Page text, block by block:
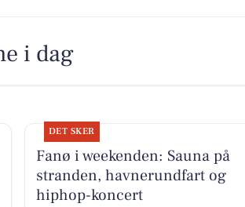
i dag
DET SKER
Fanø i weekenden: Sauna på
stranden, havnerundfart og
hiphop-koncert